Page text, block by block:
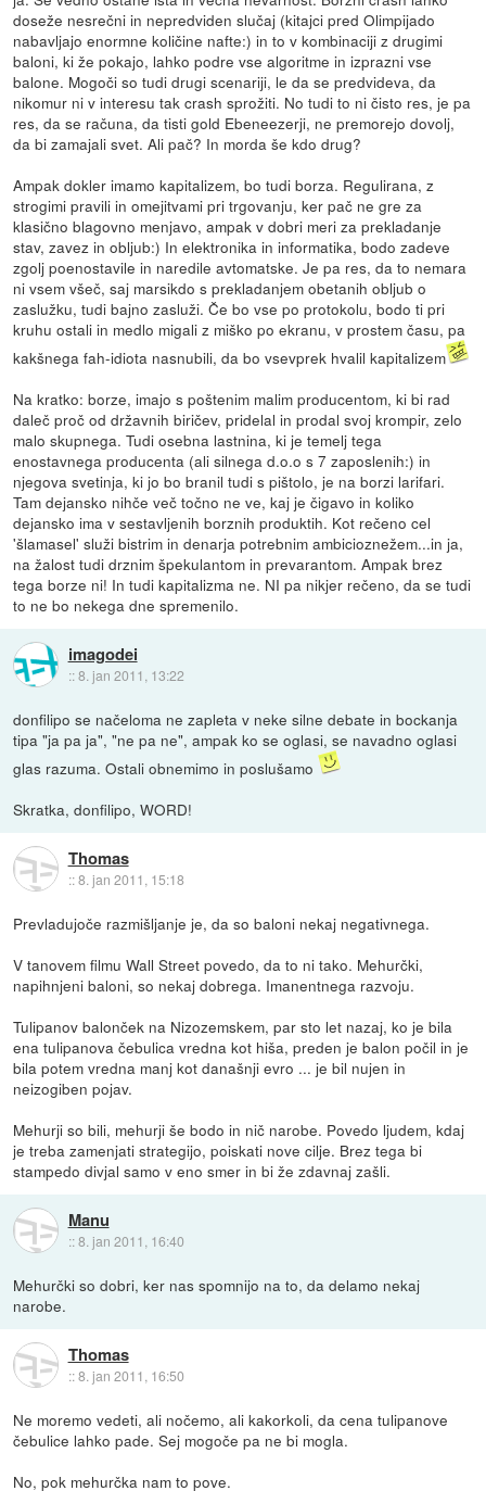
doseže nesrečni in nepredviden slučaj (kitajci pred Olimpijado
nabavljajo enormne količine nafte:) in to v kombinaciji z drugimi
baloni, ki že pokajo, lahko podre vse algoritme in izprazni vse
balone. Mogoči so tudi drugi scenariji, le da se predvideva, da
nikomur ni v interesu tak crash sprožiti. No tudi to ni čisto res, je pa
res, da se računa, da tisti gold Ebeneezerji, ne premorejo dovolj,
da bi zamajali svet. Ali pač? In morda še kdo drug?
Ampak dokler imamo kapitalizem, bo tudi borza. Regulirana, z
strogimi pravili in omejitvami pri trgovanju, ker pač ne gre za
klasično blagovno menjavo, ampak v dobri meri za prekladanje
stav, zavez in obljub:) In elektronika in informatika, bodo zadeve
zgolj poenostavile in naredile avtomatske. Je pa res, da to nemara
ni vsem všeč, saj marsikdo s prekladanjem obetanih obljub o
zaslužku, tudi bajno zasluži. Če bo vse po protokolu, bodo ti pri
kruhu ostali in medlo migali z miško po ekranu, v prostem času, pa
kakšnega fah-idiota nasnubili, da bo vsevprek hvalil kapitalizem
Na kratko: borze, imajo s poštenim malim producentom, ki bi rad
daleč proč od državnih biričev, pridelal in prodal svoj krompir, zelo
malo skupnega. Tudi osebna lastnina, ki je temelj tega
enostavnega producenta (ali silnega d.o.o s 7 zaposlenih:) in
njegova svetinja, ki jo bo branil tudi s pištolo, je na borzi larifari.
Tam dejansko nihče več točno ne ve, kaj je čigavo in koliko
dejansko ima v sestavljenih borznih produktih. Kot rečeno cel
'šlamasel' služi bistrim in denarja potrebnim ambicioznežem...in ja,
na žalost tudi drznim špekulantom in prevarantom. Ampak brez
tega borze ni! In tudi kapitalizma ne. NI pa nikjer rečeno, da se tudi
to ne bo nekega dne spremenilo.
imagodei
::8. jan 2011, 13:22
donfilipo se načeloma ne zapleta v neke silne debate in bockanja
tipa "ja pa ja", "ne pa ne", ampak ko se oglasi, se navadno oglasi
glas razuma. Ostali obnemimo in poslušamo
Skratka, donfilipo, WORD!
Thomas
::8. jan 2011, 15:18
Prevladujoče razmišljanje je, da so baloni nekaj negativnega.
V tanovem filmu Wall Street povedo, da to ni tako. Mehurčki,
napihnjeni baloni, so nekaj dobrega. Imanentnega razvoju.
Tulipanov balonček na Nizozemskem, par sto let nazaj, ko je bila
ena tulipanova čebulica vredna kot hiša, preden je balon počil in je
bila potem vredna manj kot današnji evro ... je bil nujen in
neizogiben pojav.
Mehurji so bili, mehurji še bodo in nič narobe. Povedo ljudem, kdaj
je treba zamenjati strategijo, poiskati nove cilje. Brez tega bi
stampedo divjal samo v eno smer in bi že zdavnaj zašli.
Manu
::8. jan 2011, 16:40
Mehurčki so dobri, ker nas spomnijo na to, da delamo nekaj
narobe.
Thomas
::8. jan 2011, 16:50
Ne moremo vedeti, ali nočemo, ali kakorkoli, da cena tulipanove
čebulice lahko pade. Sej mogoče pa ne bi mogla.
No, pok mehurčka nam to pove.